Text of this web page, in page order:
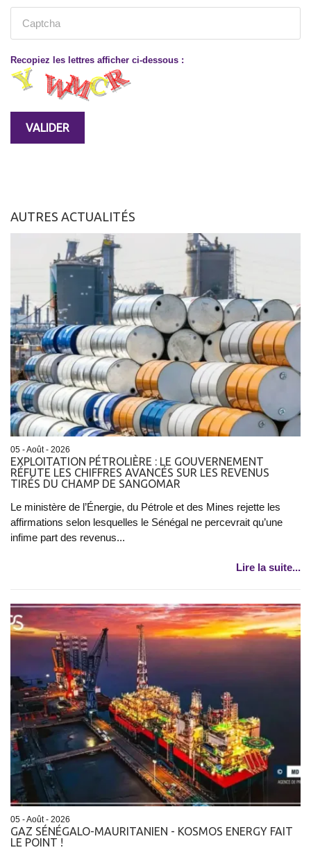
Recopiez les lettres afficher ci-dessous :
AUTRES ACTUALITÉS
05 - Août - 2026
EXPLOITATION PÉTROLIÈRE : LE GOUVERNEMENT
RÉFUTE LES CHIFFRES AVANCÉS SUR LES REVENUS
TIRÉS DU CHAMP DE SANGOMAR
Le ministère de l’Énergie, du Pétrole et des Mines rejette les
affirmations selon lesquelles le Sénégal ne percevrait qu’une
infime part des revenus...
Lire la suite...
05 - Août - 2026
GAZ SÉNÉGALO-MAURITANIEN - KOSMOS ENERGY FAIT
LE POINT !